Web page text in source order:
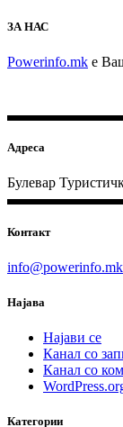
ЗА НАС
Powerinfo.mk e
Адреса
Булевар
Контакт
info@powerinfo.mk
Најава
Најави се
Канал со
Канал со
Категории